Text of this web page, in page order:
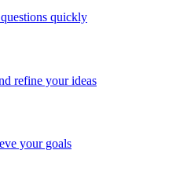
quickly
refine your ideas
your goals